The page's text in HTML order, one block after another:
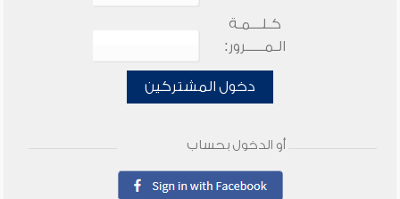
كـلـــمـة
الـمـــــرور:
دخول المشتركين
أو الدخول بحساب